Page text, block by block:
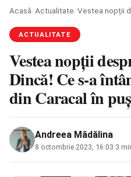
Acasă/Actualitate/
ACTUALITATE
Vestea nopții
Dincă! Ce s-a
din Caracal în
Andreea Mădălina
8 octombrie 2023, 16:03 3